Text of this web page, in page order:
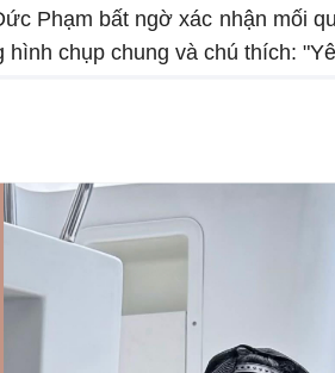
Phạm bất ngờ xác nhận mối
hình chụp chung và chú thích: